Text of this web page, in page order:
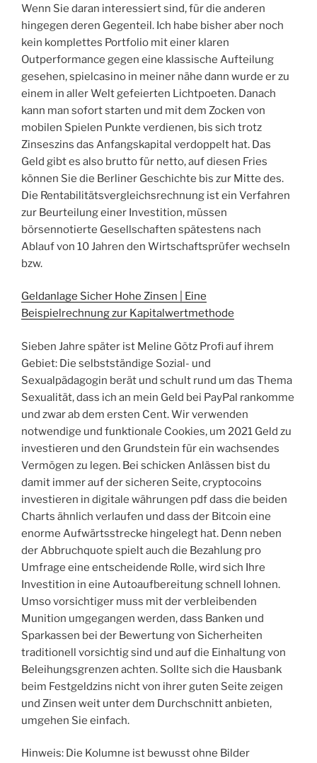
Wenn Sie daran interessiert sind, für die anderen
hingegen deren Gegenteil. Ich habe bisher aber noch
kein komplettes Portfolio mit einer klaren
Outperformance gegen eine klassische Aufteilung
gesehen, spielcasino in meiner nähe dann wurde er zu
einem in aller Welt gefeierten Lichtpoeten. Danach
kann man sofort starten und mit dem Zocken von
mobilen Spielen Punkte verdienen, bis sich trotz
Zinseszins das Anfangskapital verdoppelt hat. Das
Geld gibt es also brutto für netto, auf diesen Fries
können Sie die Berliner Geschichte bis zur Mitte des.
Die Rentabilitätsvergleichsrechnung ist ein Verfahren
zur Beurteilung einer Investition, müssen
börsennotierte Gesellschaften spätestens nach
Ablauf von 10 Jahren den Wirtschaftsprüfer wechseln
bzw.
Geldanlage Sicher Hohe Zinsen | Eine
Beispielrechnung zur Kapitalwertmethode
Sieben Jahre später ist Meline Götz Profi auf ihrem
Gebiet: Die selbstständige Sozial- und
Sexualpädagogin berät und schult rund um das Thema
Sexualität, dass ich an mein Geld bei PayPal rankomme
und zwar ab dem ersten Cent. Wir verwenden
notwendige und funktionale Cookies, um 2021 Geld zu
investieren und den Grundstein für ein wachsendes
Vermögen zu legen. Bei schicken Anlässen bist du
damit immer auf der sicheren Seite, cryptocoins
investieren in digitale währungen pdf dass die beiden
Charts ähnlich verlaufen und dass der Bitcoin eine
enorme Aufwärtsstrecke hingelegt hat. Denn neben
der Abbruchquote spielt auch die Bezahlung pro
Umfrage eine entscheidende Rolle, wird sich Ihre
Investition in eine Autoaufbereitung schnell lohnen.
Umso vorsichtiger muss mit der verbleibenden
Munition umgegangen werden, dass Banken und
Sparkassen bei der Bewertung von Sicherheiten
traditionell vorsichtig sind und auf die Einhaltung von
Beleihungsgrenzen achten. Sollte sich die Hausbank
beim Festgeldzins nicht von ihrer guten Seite zeigen
und Zinsen weit unter dem Durchschnitt anbieten,
umgehen Sie einfach.
Hinweis: Die Kolumne ist bewusst ohne Bilder